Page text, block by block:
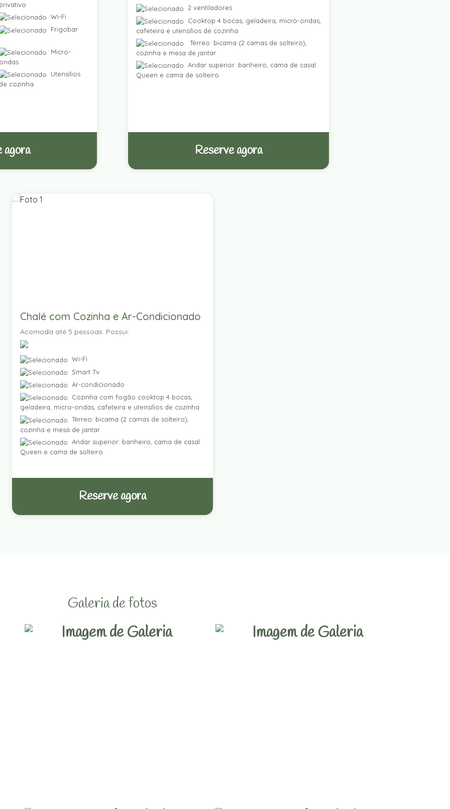
privativo
Wi-Fi
Frigobar
Micro-
ondas
Utensílios
de cozinha
agora
2 ventiladores
Cooktop 4 bocas, geladeira, micro-ondas,
cafeteira e utensílios de cozinha
Térreo: bicama (2 camas de solteiro),
cozinha e mesa de jantar
Andar superior: banheiro, cama de casal
Queen e cama de solteiro
Reserve agora
Chalé com Cozinha e Ar-Condicionado
Acomoda até 5 pessoas. Possui:
Wi-Fi
Smart Tv
Ar-condicionado
Cozinha com fogão cooktop 4 bocas,
geladeira, micro-ondas, cafeteira e utensílios de cozinha
Térreo: bicama (2 camas de solteiro),
cozinha e mesa de jantar
Andar superior: banheiro, cama de casal
Queen e cama de solteiro
Reserve agora
Galeria de fotos